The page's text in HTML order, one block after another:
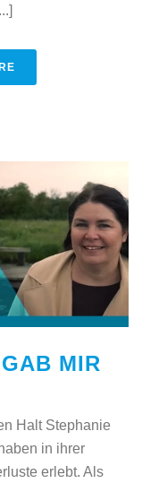
MIR
Halt Stephanie
in ihrer
erlebt. Als